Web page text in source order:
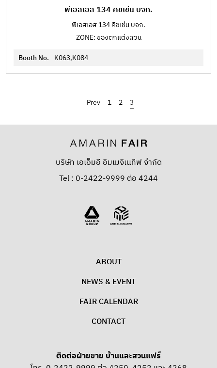
พีเอสเอส 134 คิชเช่น บจก.
พีเอสเอส 134 คิชเช่น บจก.
ZONE: ของตกแต่งสวน
Booth No. K063,K084
1 2 3
บริษัท เอเอ็มอี อิมเมจิเนทีฟ จำกัด
Tel : 0-2422-9999 ต่อ 4244
ABOUT
NEWS & EVENT
FAIR CALENDAR
CONTACT
ติดต่อฝ่ายขาย บ้านและสวนแฟร์